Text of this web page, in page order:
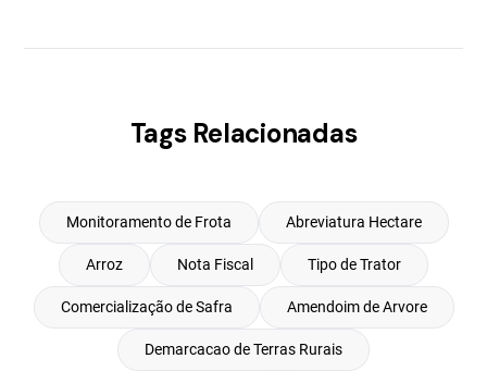
Tags Relacionadas
Monitoramento de Frota Abreviatura Hectare
Arroz Nota Fiscal Tipo de Trator
Comercialização de Safra Amendoim de Arvore
Demarcacao de Terras Rurais